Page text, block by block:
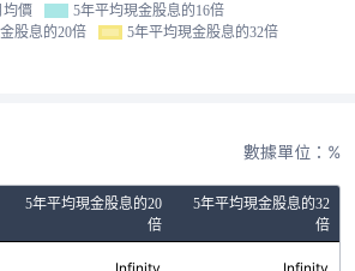
均價
5年平均現金股息的16倍
股息的20倍
5年平均現金股息的32倍
數據單位：%
5年平均現金股息的20
倍
5年平均現金股息的32
倍